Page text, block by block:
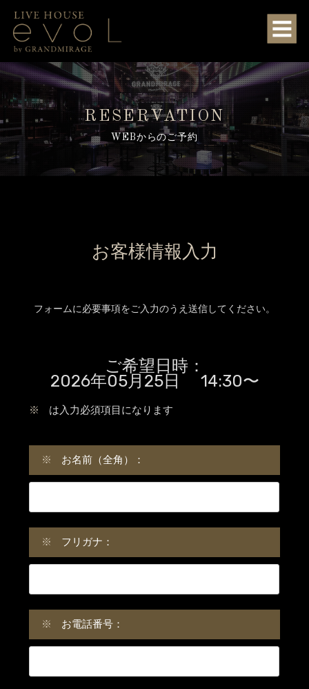
RESERVATION
WEBからのご予約
お客様情報入力
フォームに必要事項をご入力のうえ送信してください。
ご希望日時：
2026年05月25日 14:30〜
※ は入力必須項目になります
※ お名前（全角）：
※ フリガナ：
※ お電話番号：